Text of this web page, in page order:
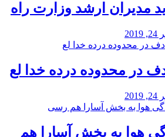
مدیران ارشد وزارت راه
در محدوده درده خدا لع
هوا به بخش آسارا هم